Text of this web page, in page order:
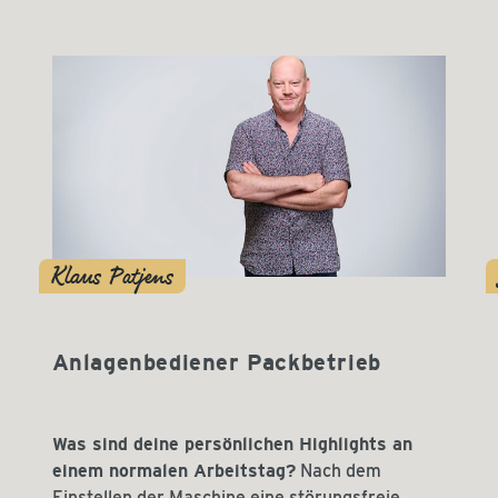
Klaus Patjens
Anlagenbediener Packbetrieb
Was sind deine persönlichen Highlights an
einem normalen Arbeitstag?Nach dem